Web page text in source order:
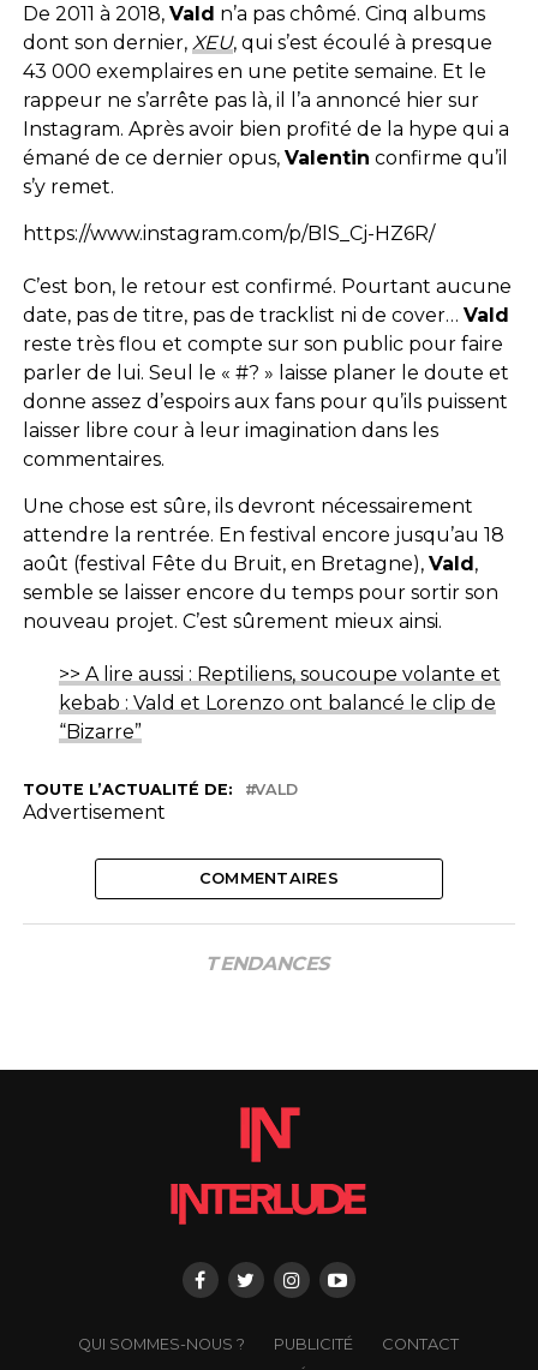
De 2011 à 2018, Vald n’a pas chômé. Cinq albums
dont son dernier, XEU, qui s’est écoulé à presque
43 000 exemplaires en une petite semaine. Et le
rappeur ne s’arrête pas là, il l’a annoncé hier sur
Instagram. Après avoir bien profité de la hype qui a
émané de ce dernier opus, Valentin confirme qu’il
s’y remet.
https://www.instagram.com/p/BlS_Cj-HZ6R/
C’est bon, le retour est confirmé. Pourtant aucune
date, pas de titre, pas de tracklist ni de cover… Vald
reste très flou et compte sur son public pour faire
parler de lui. Seul le « #? » laisse planer le doute et
donne assez d’espoirs aux fans pour qu’ils puissent
laisser libre cour à leur imagination dans les
commentaires.
Une chose est sûre, ils devront nécessairement
attendre la rentrée. En festival encore jusqu’au 18
août (festival Fête du Bruit, en Bretagne), Vald,
semble se laisser encore du temps pour sortir son
nouveau projet. C’est sûrement mieux ainsi.
>> A lire aussi : Reptiliens, soucoupe volante et
kebab : Vald et Lorenzo ont balancé le clip de
“Bizarre”
TOUTE L’ACTUALITÉ DE: VALD
Advertisement
COMMENTAIRES
TENDANCES
QUI SOMMES-NOUS ? PUBLICITÉ
CONTACT